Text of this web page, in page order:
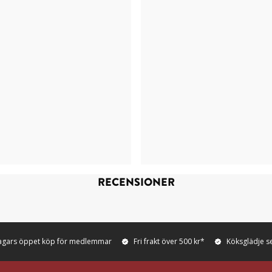
RECENSIONER
öppet köp för medlemmar Fri frakt över 500 kr* Köksglädje